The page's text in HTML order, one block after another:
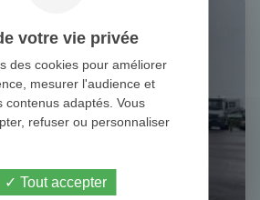
votre vie privée
des cookies pour améliorer
mesurer l'audience et
contenus adaptés. Vous
refuser ou personnaliser
Tout accepter